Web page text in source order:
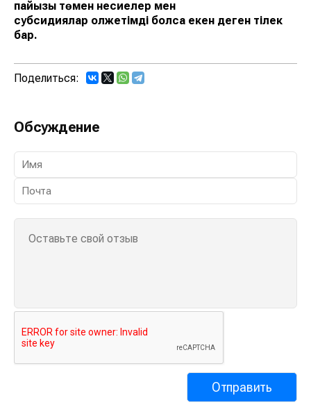
пайызы төмен несиелер мен
субсидиялар қолжетімді болса екен деген тілек
бар.
Поделиться:
Обсуждение